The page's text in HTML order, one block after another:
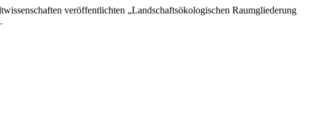
veröffentlichten „Landschaftsökologischen Raumgliederung